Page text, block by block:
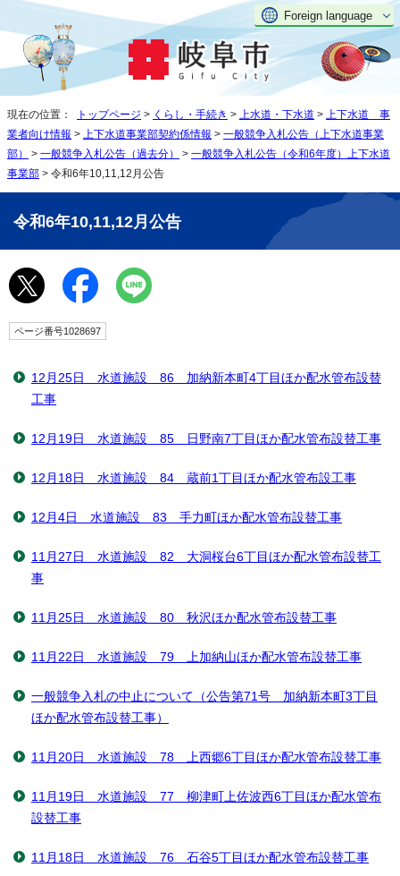
Foreign language
現在の位置： トップページ > くらし・手続き > 上水道・下水道 >
上下水道 事
業者向け情報 > 上下水道事業部契約係情報 > 一般競争入札公告（上下水道事業
部）
> 一般競争入札公告（過去分） > 一般競争入札公告（令和6年度）上下水道
事業部 > 令和6年10,11,12月公告
令和6年10,11,12月公告
ページ番号1028697
12月25日 水道施設 86 加納新本町4丁目ほか配水管布設替
工事
12月19日 水道施設 85 日野南7丁目ほか配水管布設替工事
12月18日 水道施設 84 蔵前1丁目ほか配水管布設工事
12月4日 水道施設 83 手力町ほか配水管布設替工事
11月27日 水道施設 82 大洞桜台6丁目ほか配水管布設替工
事
11月25日 水道施設 80 秋沢ほか配水管布設替工事
11月22日 水道施設 79 上加納山ほか配水管布設替工事
一般競争入札の中止について（公告第71号 加納新本町3丁目
ほか配水管布設替工事）
11月20日 水道施設 78 上西郷6丁目ほか配水管布設替工事
11月19日 水道施設 77 柳津町上佐波西6丁目ほか配水管布
設替工事
11月18日 水道施設 76 石谷5丁目ほか配水管布設替工事